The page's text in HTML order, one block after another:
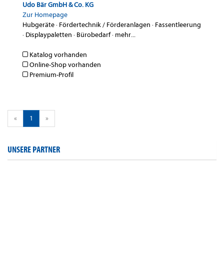
Udo Bär GmbH & Co. KG
Zur Homepage
Hubgeräte· Fördertechnik / Förderanlagen · Fassentleerung
· Displaypaletten · Bürobedarf· mehr...
Katalog vorhanden
Online-Shop vorhanden
Premium-Profil
« 1 »
UNSERE PARTNER